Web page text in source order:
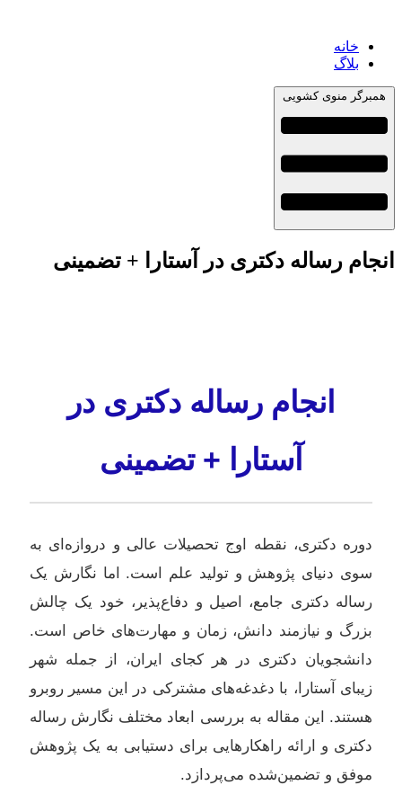
خانه
بلاگ
همبرگر منوی کشویی
انجام رساله دکتری در آستارا + تضمینی
انجام رساله دکتری در
آستارا + تضمینی
دوره دکتری، نقطه اوج تحصیلات عالی و دروازه‌ای به
سوی دنیای پژوهش و تولید علم است. اما نگارش یک
رساله دکتری جامع، اصیل و دفاع‌پذیر، خود یک چالش
بزرگ و نیازمند دانش، زمان و مهارت‌های خاص است.
دانشجویان دکتری در هر کجای ایران، از جمله شهر
زیبای آستارا، با دغدغه‌های مشترکی در این مسیر روبرو
هستند. این مقاله به بررسی ابعاد مختلف نگارش رساله
دکتری و ارائه راهکارهایی برای دستیابی به یک پژوهش
موفق و تضمین‌شده می‌پردازد.